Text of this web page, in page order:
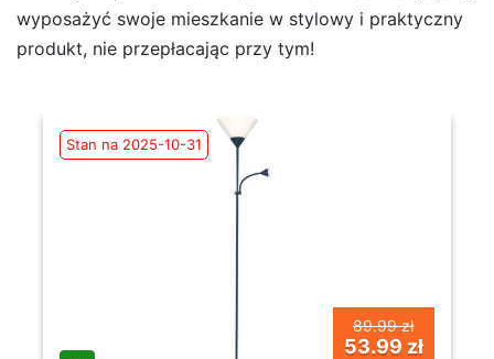
wyposażyć swoje mieszkanie w stylowy i praktyczny
produkt, nie przepłacając przy tym!
Stan na 2025-10-31
89.99 zł
53.99 zł